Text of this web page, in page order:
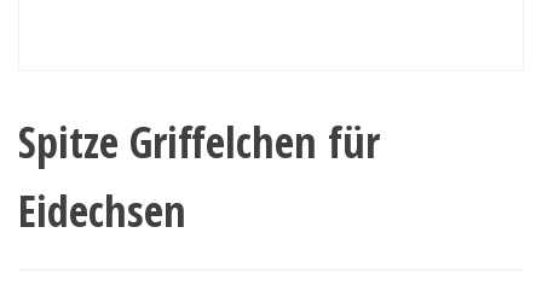
Spitze Griffelchen für
Eidechsen